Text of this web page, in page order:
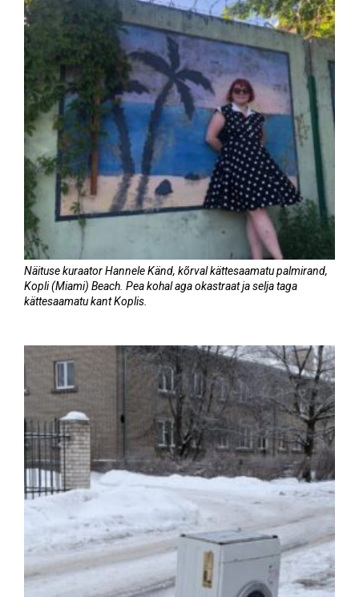
Näituse kuraator Hannele Känd, kõrval kättesaamatu palmirand,
Kopli (Miami) Beach. Pea kohal aga okastraat ja selja taga
kättesaamatu kant Koplis.